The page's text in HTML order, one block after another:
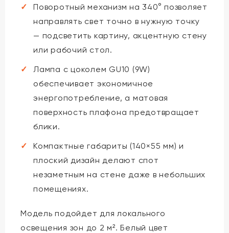
Поворотный механизм на 340° позволяет
направлять свет точно в нужную точку
— подсветить картину, акцентную стену
или рабочий стол.
Лампа с цоколем GU10 (9W)
обеспечивает экономичное
энергопотребление, а матовая
поверхность плафона предотвращает
блики.
Компактные габариты (140×55 мм) и
плоский дизайн делают спот
незаметным на стене даже в небольших
помещениях.
Модель подойдет для локального
освещения зон до 2 м². Белый цвет